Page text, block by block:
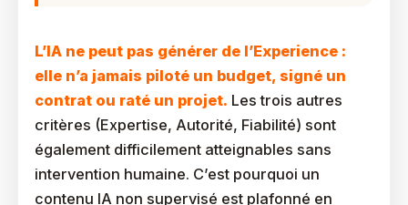
L’IA ne peut pas générer de l’Experience :
elle n’a jamais piloté un budget, signé un
contrat ou raté un projet. Les trois autres
critères (Expertise, Autorité, Fiabilité) sont
également difficilement atteignables sans
intervention humaine. C’est pourquoi un
contenu IA non supervisé est plafonné en